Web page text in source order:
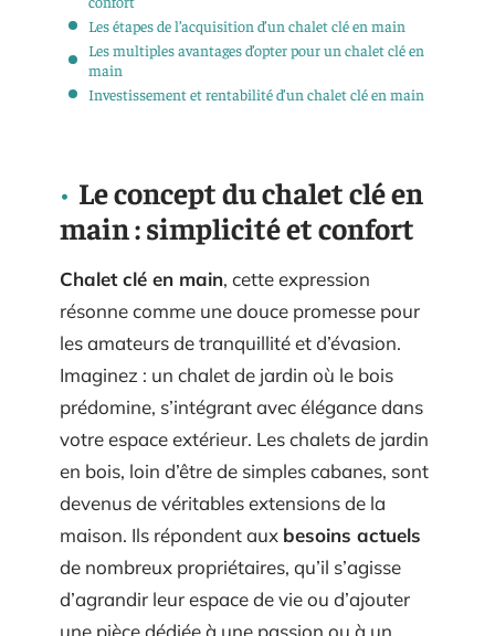
Les étapes de l’acquisition d’un chalet clé en main
Les multiples avantages d’opter pour un chalet clé en
main
Investissement et rentabilité d’un chalet clé en main
Le concept du chalet clé en
main : simplicité et confort
Chalet clé en main, cette expression
résonne comme une douce promesse pour
les amateurs de tranquillité et d’évasion.
Imaginez : un chalet de jardin où le bois
prédomine, s’intégrant avec élégance dans
votre espace extérieur. Les chalets de jardin
en bois, loin d’être de simples cabanes, sont
devenus de véritables extensions de la
maison. Ils répondent aux besoins actuels
de nombreux propriétaires, qu’il s’agisse
d’agrandir leur espace de vie ou d’ajouter
une pièce dédiée à une passion ou à un